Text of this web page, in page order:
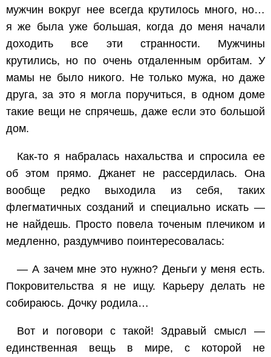
мужчин вокруг нее всегда крутилось много, но…
я же была уже большая, когда до меня начали
доходить все эти странности. Мужчины
крутились, но по очень отдаленным орбитам. У
мамы не было никого. Не только мужа, но даже
друга, за это я могла поручиться, в одном доме
такие вещи не спрячешь, даже если это большой
дом.
Как-то я набралась нахальства и спросила ее
об этом прямо. Джанет не рассердилась. Она
вообще редко выходила из себя, таких
флегматичных созданий и специально искать —
не найдешь. Просто повела точеным плечиком и
медленно, раздумчиво поинтересовалась:
— А зачем мне это нужно? Деньги у меня есть.
Покровительства я не ищу. Карьеру делать не
собираюсь. Дочку родила…
Вот и поговори с такой! Здравый смысл —
единственная вещь в мире, с которой не